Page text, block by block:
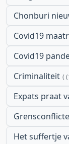
Chonburi
Covid19
Covid19
Criminaliteit
Expats praat
Het suffertje